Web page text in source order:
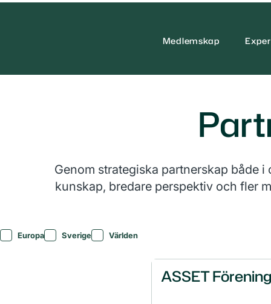
Medlemskap
Genom strategiska partnerskap både
kunskap, bredare perspektiv och fler
Europa Sverige Världen
ASSET